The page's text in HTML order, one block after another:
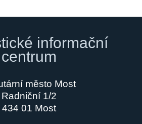
informační
centrum
město Most
Radniční 1/2
434 01 Most